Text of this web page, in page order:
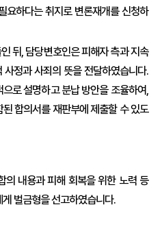
요하다는 취지로 변론재개를 신청하
뒤, 담당변호인은 피해자 측과 지속
정과 사죄의 뜻을 전달하였습니다.
로 설명하고 분납 방안을 조율하여,
합의서를 재판부에 제출할 수 있도
의 내용과 피해 회복을 위한 노력 등
벌금형을 선고하였습니다.